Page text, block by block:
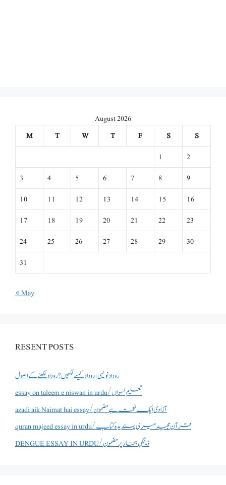
August 2026
M
T W T F S
S
1
2
3
4 5 6 7 8
9
10
11 12 13 14 15
16
17
18 19 20 21 22
23
24
25 26 27 28 29
30
31
« May
RESENT POSTS
روداد نویسی ،روداد کیسے لکھیں؟ روداد لکھنے کے اصول
essay on taleem e niswan in urdu/تعلیم نسواں
azadi aik Naimat hai essay/آزادی ایک نعمت ہے مضمون
quran majeed essay in urdu/قرآن مجید میری پسندیدہ کتاب
DENGUE ESSAY IN URDU/ڈینگی بخار پر مضمون